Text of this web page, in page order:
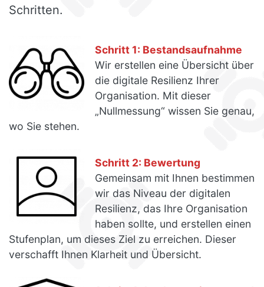
Schritten.
Schritt 1: Bestandsaufnahme
Wir erstellen eine Übersicht über
die digitale Resilienz Ihrer
Organisation. Mit dieser
„Nullmessung“ wissen Sie genau,
wo Sie stehen.
Schritt 2: Bewertung
Gemeinsam mit Ihnen bestimmen
wir das Niveau der digitalen
Resilienz, das Ihre Organisation
haben sollte, und erstellen einen
Stufenplan, um dieses Ziel zu erreichen. Dieser
verschafft Ihnen Klarheit und Übersicht.